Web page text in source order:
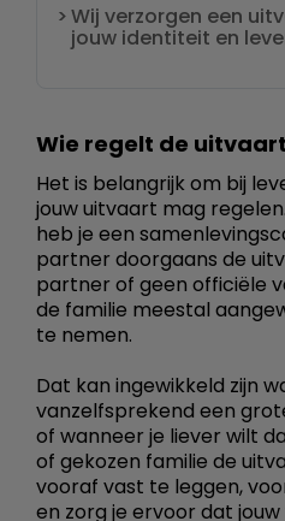
Wij verzorgen een
jouw identiteit en
Wie regelt de uitvaart
Het is belangrijk om bij
jouw uitvaart mag
heb je een
partner doorgaans de
partner of geen officiële
de familie meestal
te nemen.
Dat kan ingewikkeld zijn
vanzelfsprekend een
of wanneer je liever wilt
of gekozen familie de
vooraf vast te leggen,
en zorg je ervoor dat